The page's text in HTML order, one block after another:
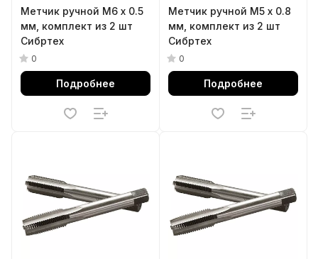
Метчик ручной М6 х 0.5
мм, комплект из 2 шт
Сибртех
0
Подробнее
Метчик ручной М5 х 0.8
мм, комплект из 2 шт
Сибртех
0
Подробнее